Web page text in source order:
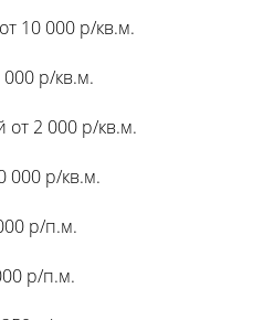
10 000 р/кв.м.
000 р/кв.м.
от 2 000 р/кв.м.
000 р/кв.м.
р/п.м.
р/п.м.